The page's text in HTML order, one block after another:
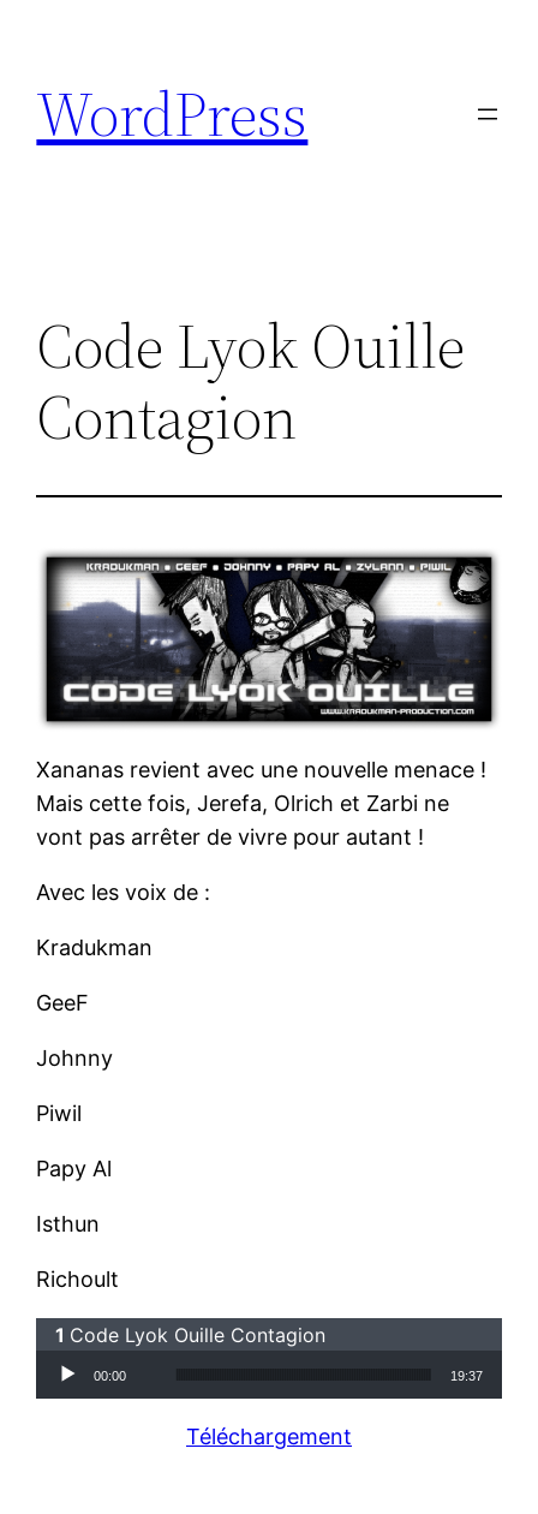
contenu
WordPress
Code Lyok Ouille
Contagion
Xananas revient avec une nouvelle menace !
Mais cette fois, Jerefa, Olrich et Zarbi ne
vont pas arrêter de vivre pour autant !
Avec les voix de :
Kradukman
GeeF
Johnny
Piwil
Papy Al
Isthun
Richoult
Code Lyok Ouille Contagion
Lecteur audio
00:00 19:37
Téléchargement